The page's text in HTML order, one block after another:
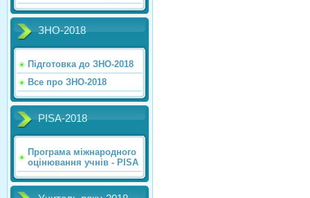
ЗНО-2018
Підготовка до ЗНО-2018
Все про ЗНО-2018
PISA-2018
Програма міжнародного
оцінювання учнів - PISA